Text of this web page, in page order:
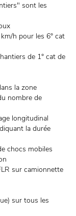
sont les
h pour les 6° cat
de 1° cat de
la zone
nombre de
longitudinal
la durée
chocs mobiles
sur camionnette
sur tous les